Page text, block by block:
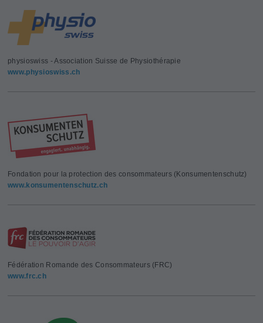
physioswiss - Association Suisse de Physiothérapie
www.physioswiss.ch
Fondation pour la protection des consommateurs (Konsumentenschutz)
www.konsumentenschutz.ch
Fédération Romande des Consommateurs (FRC)
www.frc.ch